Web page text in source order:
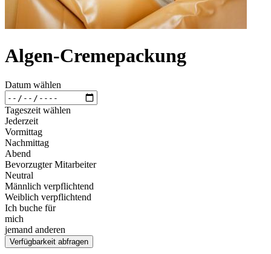
Algen-Cremepackung
Datum wählen
Tageszeit wählen
Jederzeit
Vormittag
Nachmittag
Abend
Bevorzugter Mitarbeiter
Neutral
Männlich verpflichtend
Weiblich verpflichtend
Ich buche für
mich
jemand anderen
Verfügbarkeit abfragen